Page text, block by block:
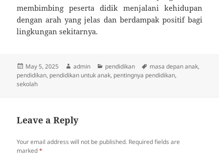
membimbing peserta didik menjalani kehidupan
dengan arah yang jelas dan berdampak positif bagi
lingkungan sekitarnya.
Posted
on
May 5, 2025 Author
admin Categories
pendidikan Tags
masa depan anak,
pendidikan, pendidikan untuk anak, pentingnya pendidikan,
sekolah
Leave a Reply
Your email address will not be published. Required fields are
marked*